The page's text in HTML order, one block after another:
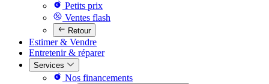
Petits prix
Ventes flash
Retour
Estimer & Vendre
Entretenir & réparer
Services
Nos financements